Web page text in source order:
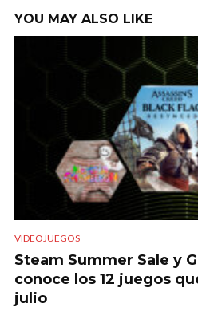
YOU MAY ALSO LIKE
VIDEOJUEGOS
Steam Summer Sale y
conoce los 12 juegos
julio